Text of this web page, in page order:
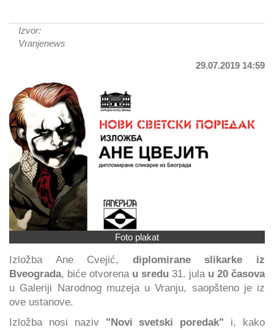
Izvor:
Vranjenews
29.07.2019 14:59
Foto plakat
Izložba Ane Cvejić, diplomirane slikarke iz
Bveograda, biće otvorena u sredu 31. jula u 20 časova
u Galeriji Narodnog muzeja u Vranju, saopšteno je iz
ove ustanove.
Izložba nosi naziv "Novi svetski poredak" i, kako